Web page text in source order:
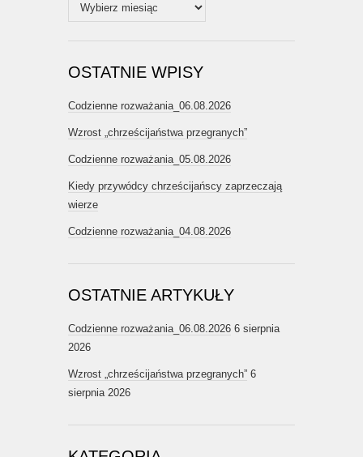
OSTATNIE WPISY
Codzienne rozważania_06.08.2026
Wzrost „chrześcijaństwa przegranych”
Codzienne rozważania_05.08.2026
Kiedy przywódcy chrześcijańscy zaprzeczają
wierze
Codzienne rozważania_04.08.2026
OSTATNIE ARTYKUŁY
Codzienne rozważania_06.08.2026 6 sierpnia
2026
Wzrost „chrześcijaństwa przegranych” 6
sierpnia 2026